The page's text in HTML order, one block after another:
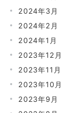
2024年3月
2024年2月
2024年1月
2023年12月
2023年11月
2023年10月
2023年9月